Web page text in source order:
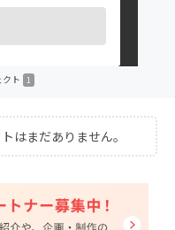
クト 1
はまだありません。